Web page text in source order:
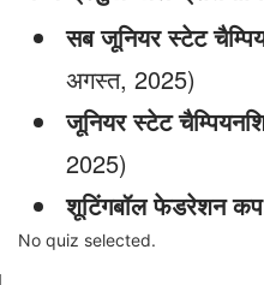
सब जूनियर स्टेट
अगस्त, 2025)
जूनियर स्टेट
2025)
शूटिंगबॉल फेडरेशन कप
No quiz selected.